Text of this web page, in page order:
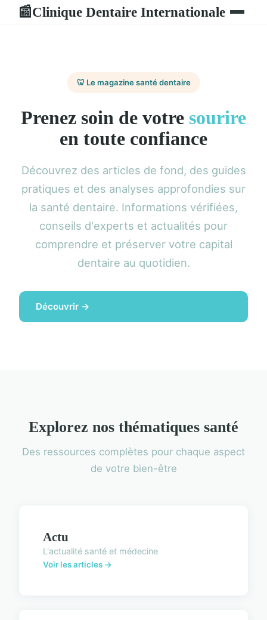
📰Clinique Dentaire Internationale
🦷 Le magazine santé dentaire
Prenez soin de votre sourire
en toute confiance
Découvrez des articles de fond, des guides
pratiques et des analyses approfondies sur
la santé dentaire. Informations vérifiées,
conseils d'experts et actualités pour
comprendre et préserver votre capital
dentaire au quotidien.
Découvrir →
Explorez nos thématiques santé
Des ressources complètes pour chaque aspect
de votre bien-être
Actu
L'actualité santé et médecine
Voir les articles →